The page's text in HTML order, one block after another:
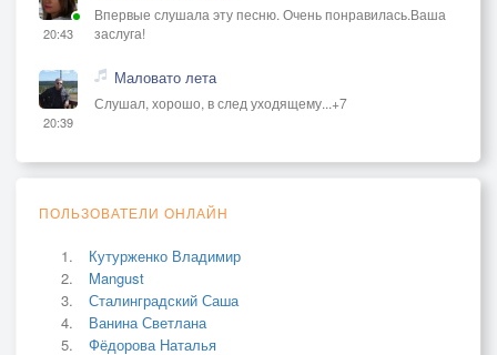
20:43
Впервые слушала эту песню. Очень понравилась.Ваша
заслуга!
20:39
Маловато лета
Слушал, хорошо, в след уходящему...+7
ПОЛЬЗОВАТЕЛИ ОНЛАЙН
Кутурженко Владимир
Mangust
Сталинградский Саша
Ванина Светлана
Фёдорова Наталья